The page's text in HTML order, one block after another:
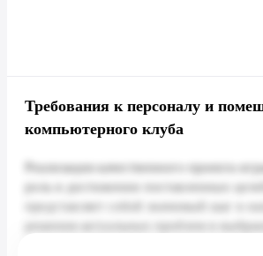
Требования к персоналу и
компьютерного клуба